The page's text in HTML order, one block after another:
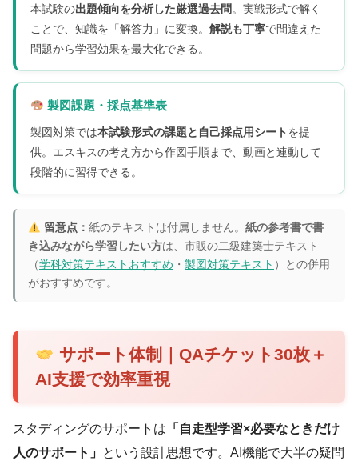
本試験の出題傾向を分析した厳選過去問。実戦形式で解く
ことで、知識を「解答力」に変換。 解説も丁寧で間違えた
問題から学習効果を最大化できる。
製図課題・採点基準表
製図対策では本試験形式の課題と自己採点用シートを提
供。エスキスの考え方から作図手順まで、動画と連動して
段階的に習得できる。
留意点：紙のテキストは付属しません。紙の参考書で書
き込みながら学習したい方は、市販の二級建築士テキスト
（学科対策テキストおすすめ ・ 製図対策テキスト ）との併用
がおすすめです。
サポート体制｜QAチケット30枚＋
AI支援で効率重視
スタディングのサポートは 「自走型学習×必要なときだけ
人のサポート」 という設計思想です。AI機能で大半の疑問